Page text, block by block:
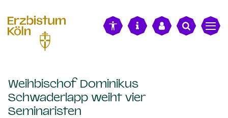
Weihbischof Dominikus
Schwaderlapp weiht vier
Seminaristen